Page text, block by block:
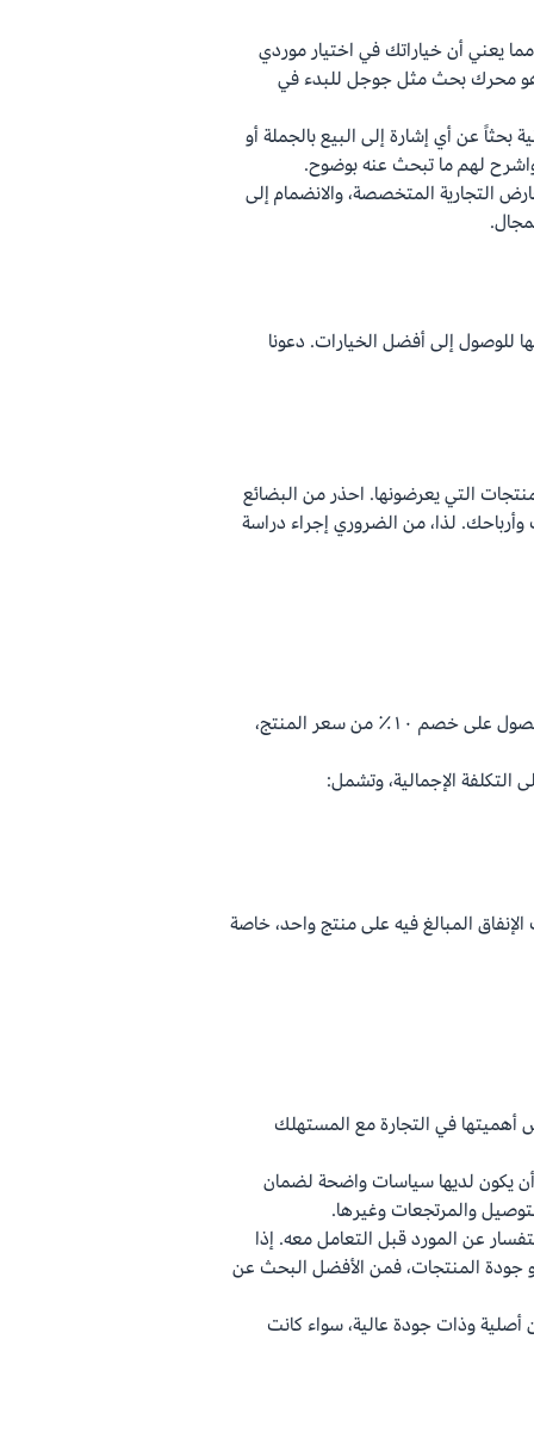
يعني أن خياراتك في اختيار موردي
هو محرك بحث مثل جوجل للبدء في
بحثاً عن أي إشارة إلى البيع بالجملة أو
التجارية المتخصصة، والانضمام إلى
للوصول إلى أفضل الخيارات. دعونا
التي يعرضونها. احذر من البضائع
لذا، من الضروري إجراء دراسة
في عالم تجارة الجملة، كل شيء قابل للتفاوض. إذا استطعت الحصول على خصم ١٠٪ من سعر المنتج،
الإجمالية، وتشمل:
المبالغ فيه على منتج واحد، خاصة
أهميتها في التجارة مع المستهلك
يكون لديها سياسات واضحة لضمان
والمرتجعات وغيرها.
عن المورد قبل التعامل معه. إذا
المنتجات، فمن الأفضل البحث عن
أصلية وذات جودة عالية، سواء كانت